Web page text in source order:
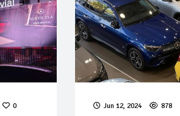
0 Jun 12, 2024 878